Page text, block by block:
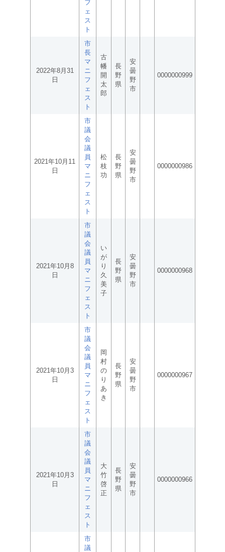
フ
ェ
ス
ト
2022年8月31
日
市
長
マ
ニ
フ
ェ
ス
ト
古
幡
開
太
郎
長
野
県
安
曇
野
市
0000000999
2021年10月11
日
市
議
会
議
員
マ
ニ
フ
ェ
ス
ト
松
枝
功
長
野
県
安
曇
野
市
0000000986
2021年10月8
日
市
議
会
議
員
マ
ニ
フ
ェ
ス
ト
い
が
り
久
美
子
長
野
県
安
曇
野
市
0000000968
2021年10月3
日
市
議
会
議
員
マ
ニ
フ
ェ
ス
ト
岡
村
の
り
あ
き
長
野
県
安
曇
野
市
0000000967
2021年10月3
日
市
議
会
議
員
マ
ニ
フ
ェ
ス
ト
大
竹
啓
正
長
野
県
安
曇
野
市
0000000966
市
議